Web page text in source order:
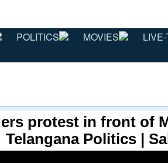
POLITICS MOVIES
protest in front of
Telangana Politics |